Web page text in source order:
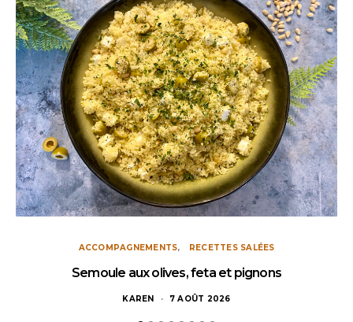
ACCOMPAGNEMENTS RECETTES SALÉES
Semoule aux olives, feta et pignons
KAREN 7 AOÛT 2026